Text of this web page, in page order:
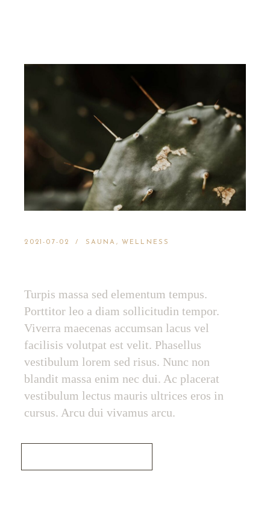
2021-07-02 SAUNA WELLNESS
Turpis massa sed elementum tempus.
Porttitor leo a diam sollicitudin tempor.
Viverra maecenas accumsan lacus vel
facilisis volutpat est velit. Phasellus
vestibulum lorem sed risus. Nunc non
blandit massa enim nec dui. Ac placerat
vestibulum lectus mauris ultrices eros in
cursus. Arcu dui vivamus arcu.